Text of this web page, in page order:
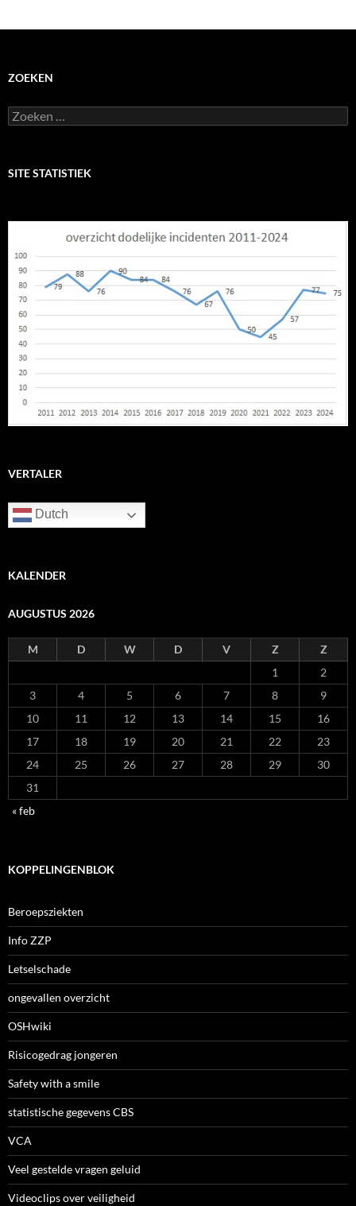
ZOEKEN
Zoeken
naar:
SITE STATISTIEK
VERTALER
Dutch
KALENDER
AUGUSTUS 2026
M D W D V Z
Z
1
2
3
4 5 6 7 8
9
10
11 12 13 14 15
16
17
18 19 20 21 22
23
24
25 26 27 28 29
30
31
« feb
KOPPELINGENBLOK
Beroepsziekten
Info ZZP
Letselschade
ongevallen overzicht
OSHwiki
Risicogedrag jongeren
Safety with a smile
statistische gegevens CBS
VCA
Veel gestelde vragen geluid
Videoclips over veiligheid